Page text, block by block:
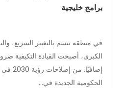
برامج خليجية
في منطقة تتسم بالتغيير السريع،
الكبرى، أصبحت القيادة التكيفية
الحكومية الجديدة في...